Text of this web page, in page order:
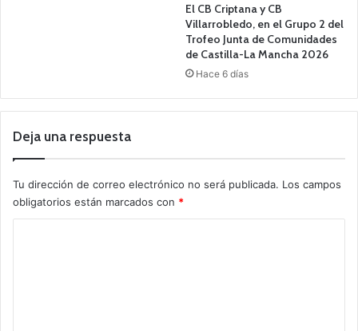
El CB Criptana y CB
Villarrobledo, en el Grupo 2 del
Trofeo Junta de Comunidades
de Castilla-La Mancha 2026
Hace 6 días
Deja una respuesta
Tu dirección de correo electrónico no será publicada. Los campos
obligatorios están marcados con *